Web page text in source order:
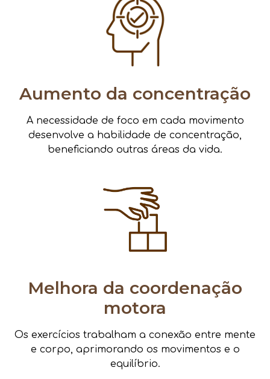
Aumento da concentração
A necessidade de foco em cada movimento
desenvolve a habilidade de concentração,
beneficiando outras áreas da vida.
Melhora da coordenação
motora
Os exercícios trabalham a conexão entre mente
e corpo, aprimorando os movimentos e o
equilíbrio.